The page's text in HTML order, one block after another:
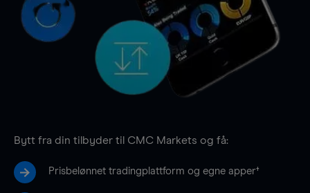
Bytt fra din tilbyder til CMC Markets og få:
Prisbelønnet tradingplattform og egne apper†